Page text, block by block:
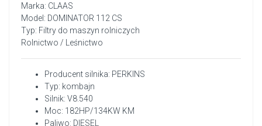
Marka: CLAAS
Model: DOMINATOR 112 CS
Typ: Filtry do maszyn rolniczych
Rolnictwo / Leśnictwo
Producent silnika: PERKINS
Typ: kombajn
Silnik: V8.540
Moc: 182HP/134KW KM
Paliwo: DIESEL